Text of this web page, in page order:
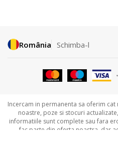
România Schimba-l
Incercam in permanenta sa oferim
noastre, poze si stocuri
informatiile sunt complete sau fara
fac parte din oferta noastra, dar